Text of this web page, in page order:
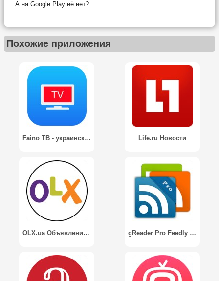
А на Google Play её нет?
Похожие приложения
Faino ТВ - украинское онлайн тв Life.ru Новости
OLX.ua Объявления Украины gReader Pro Feedly News